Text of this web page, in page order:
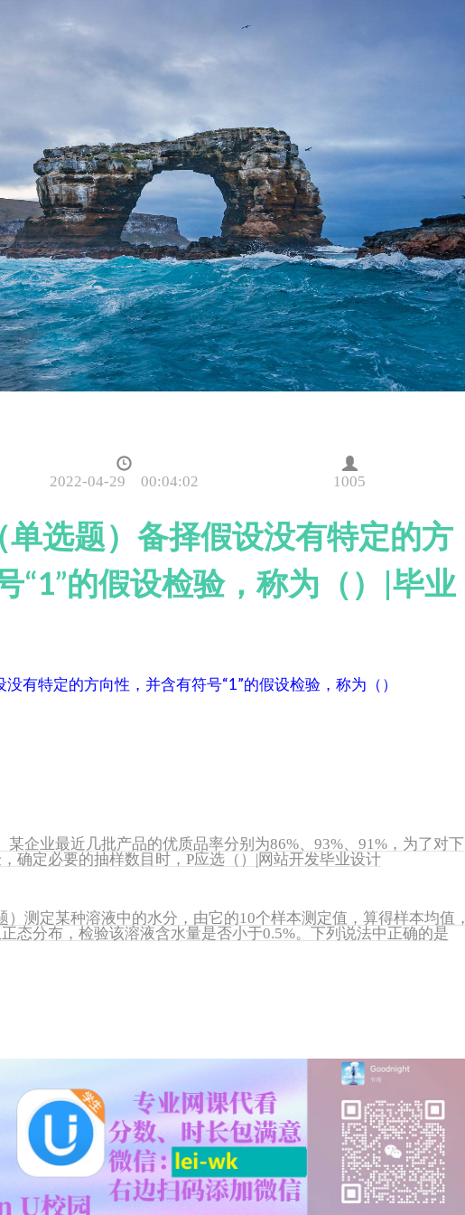
2022-04-29 00:04:02 1005
选题）备择假设没有特定的方
“1”的假设检验，称为（）|毕业
有特定的方向性，并含有符号“1”的假设检验，称为（）
某企业最近几批产品的优质品率分别为86%、93%、91%，为了对下
确定必要的抽样数目时，P应选（）|网站开发毕业设计
）测定某种溶液中的水分，由它的10个样本测定值，算得样本均值，
态分布，检验该溶液含水量是否小于0.5%。下列说法中正确的是